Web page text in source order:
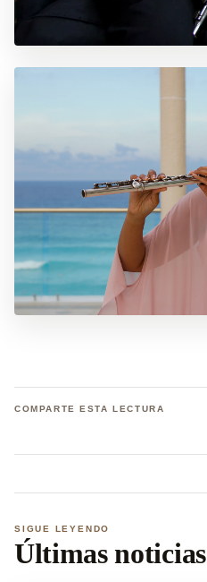
COMPARTE ESTA LECTURA
SIGUE LEYENDO
Últimas noticias